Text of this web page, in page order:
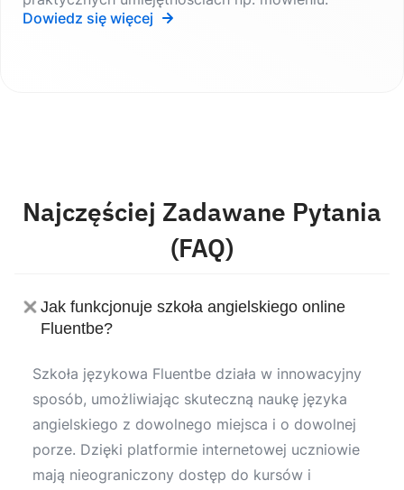
Dowiedz się więcej
Najczęściej Zadawane Pytania
(FAQ)
Jak funkcjonuje szkoła angielskiego online
Fluentbe?
Szkoła językowa Fluentbe działa w innowacyjny
sposób, umożliwiając skuteczną naukę języka
angielskiego z dowolnego miejsca i o dowolnej
porze. Dzięki platformie internetowej uczniowie
mają nieograniczony dostęp do kursów i